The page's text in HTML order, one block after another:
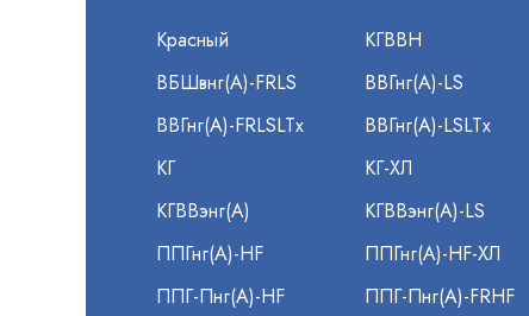
Красный КГВВН
ВБШвнг(А)-FRLS
ВВГнг(А)-LS
ВВГнг(А)-FRLSLTx
ВВГнг(А)-LSLTx
КГ
КГ-ХЛ
КГВВэнг(А)
КГВВэнг(А)-LS
ППГнг(А)-HF
ППГнг(А)-HF-ХЛ
ППГ-Пнг(А)-HF
ППГ-Пнг(А)-FRHF